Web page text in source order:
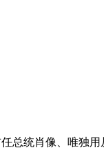
总统肖像、唯独用